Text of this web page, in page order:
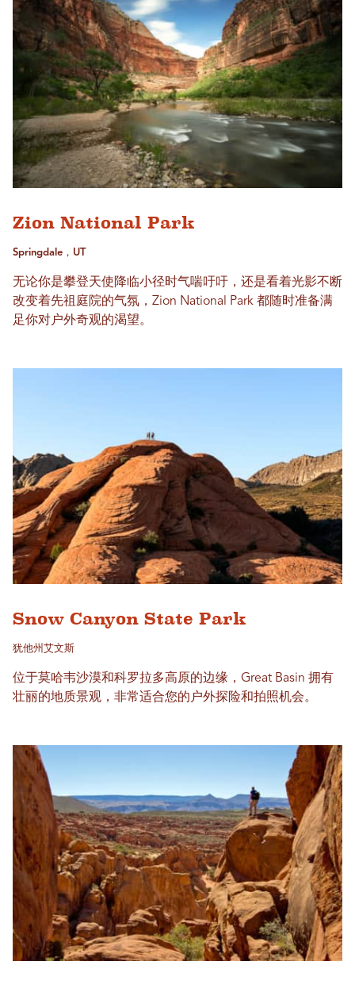
Zion National Park
Springdale，UT
无论你是攀登天使降临小径时气喘吁吁，还是看着光影不断
改变着先祖庭院的气氛，Zion National Park 都随时准备满
足你对户外奇观的渴望。
Snow Canyon State Park
犹他州艾文斯
位于莫哈韦沙漠和科罗拉多高原的边缘，Great Basin 拥有
壮丽的地质景观，非常适合您的户外探险和拍照机会。